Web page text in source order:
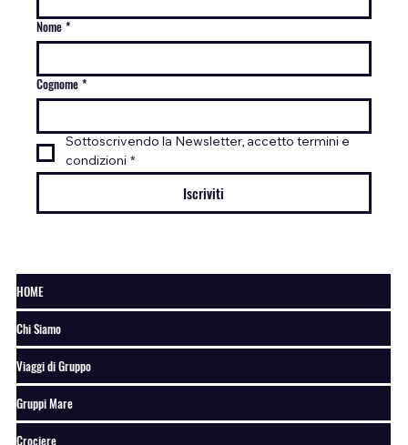
Nome *
Cognome *
Sottoscrivendo la Newsletter, accetto termini e
condizioni *
Iscriviti
HOME
Chi Siamo
Viaggi di Gruppo
Gruppi Mare
Crociere